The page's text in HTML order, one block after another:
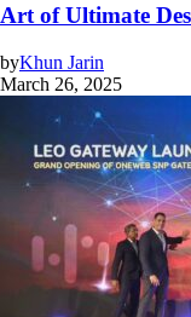
Art of Ultimate
byKhun Jarin
March 26, 2025